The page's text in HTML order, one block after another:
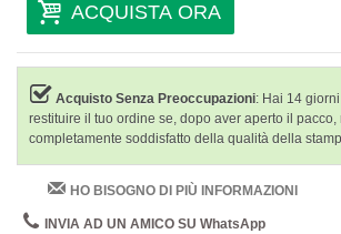
ACQUISTA ORA
Acquisto Senza Preoccupazioni: Hai 14
restituire il tuo ordine se, dopo aver aperto il pacco,
completamente soddisfatto della qualità della
HO BISOGNO DI PIÙ INFORMAZIONI
INVIA AD UN AMICO SU WhatsApp